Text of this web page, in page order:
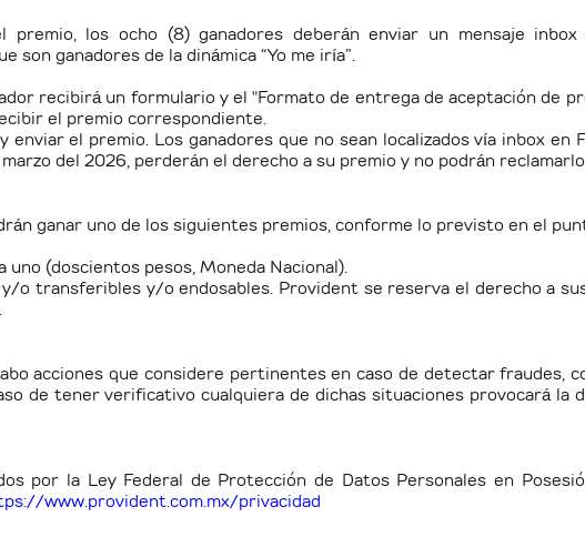
los ocho (8) ganadores deberán enviar un mensaje
son ganadores de la dinámica “Yo me iría”.
recibirá un formulario y el "Formato de entrega de aceptación de
el premio correspondiente.
enviar el premio. Los ganadores que no sean localizados vía inbox en
del 2026, perderán el derecho a su premio y no podrán
ganar uno de los siguientes premios, conforme lo previsto en el
uno (doscientos pesos, Moneda Nacional).
o transferibles y/o endosables. Provident se reserva el derecho a
acciones que considere pertinentes en caso de detectar fraudes,
de tener verificativo cualquiera de dichas situaciones provocará la
por la Ley Federal de Protección de Datos Personales en
www.provident.com.mx/privacidad